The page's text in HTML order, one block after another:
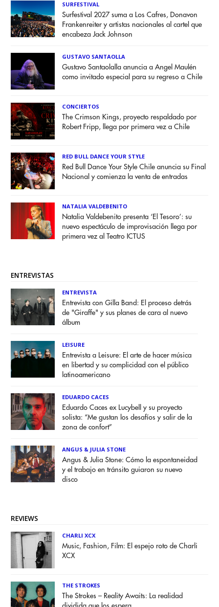
SURFESTIVAL
Surfestival 2027 suma a Los Cafres, Donavon
Frankenreiter y artistas nacionales al cartel que
encabeza Jack Johnson
GUSTAVO SANTAOLLA
Gustavo Santaolalla anuncia a Angel Maulén
como invitado especial para su regreso a Chile
CONCIERTOS
The Crimson Kings, proyecto respaldado por
Robert Fripp, llega por primera vez a Chile
RED BULL DANCE YOUR STYLE
Red Bull Dance Your Style Chile anuncia su Final
Nacional y comienza la venta de entradas
NATALIA VALDEBENITO
Natalia Valdebenito presenta ‘El Tesoro’: su
nuevo espectáculo de improvisación llega por
primera vez al Teatro ICTUS
ENTREVISTAS
ENTREVISTA
Entrevista con Gilla Band: El proceso detrás
de "Giraffe" y sus planes de cara al nuevo
álbum
LEISURE
Entrevista a Leisure: El arte de hacer música
en libertad y su complicidad con el público
latinoamericano
EDUARDO CACES
Eduardo Caces ex Lucybell y su proyecto
solista: “Me gustan los desafíos y salir de la
zona de confort”
ANGUS & JULIA STONE
Angus & Julia Stone: Cómo la espontaneidad
y el trabajo en tránsito guiaron su nuevo
disco
REVIEWS
CHARLI XCX
Music, Fashion, Film: El espejo roto de Charli
XCX
THE STROKES
The Strokes – Reality Awaits: La realidad